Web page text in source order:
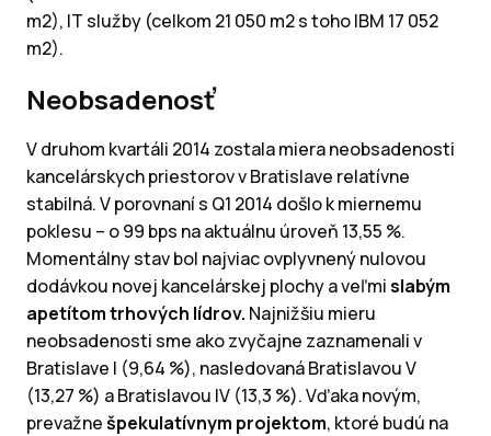
m2), IT služby (celkom 21 050 m2 s toho IBM 17 052
m2).
Neobsadenosť
V druhom kvartáli 2014 zostala miera neobsadenosti
kancelárskych priestorov v Bratislave relatívne
stabilná. V porovnaní s Q1 2014 došlo k miernemu
poklesu – o 99 bps na aktuálnu úroveň 13,55 %.
Momentálny stav bol najviac ovplyvnený nulovou
dodávkou novej kancelárskej plochy a veľmislabým
apetítom trhových lídrov. Najnižšiu mieru
neobsadenosti sme ako zvyčajne zaznamenali v
Bratislave I (9,64 %), nasledovaná Bratislavou V
(13,27 %) a Bratislavou IV (13,3 %). Vďaka novým,
prevažnešpekulatívnym projektom, ktoré budú na